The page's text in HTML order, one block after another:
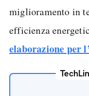
miglioramento in
efficienza
elaborazione per